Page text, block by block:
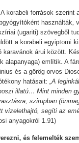
korabeli források
használták,
(ugariti) szövegből
a korabeli egyiptomi
árui között.
alapanyaga) említik. A
és a görög orvos
hatásait: „A
illatú… Mint minden
szirupban
vizelethajtó, segíti az
anyagokról 1.91)
és felemelték